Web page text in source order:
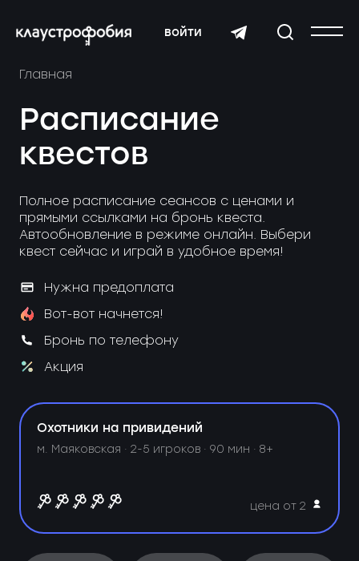
войти
Главная
Расписание
квестов
Полное расписание сеансов с ценами и
прямыми ссылками на бронь квеста.
Автообновление в режиме онлайн. Выбери
квест сейчас и играй в удобное время!
Нужна предоплата
Вот-вот начнется!
Бронь по телефону
Акция
Охотники на привидений
м. Маяковская ·2-5 игроков · 90 мин · 8+
цена от 2